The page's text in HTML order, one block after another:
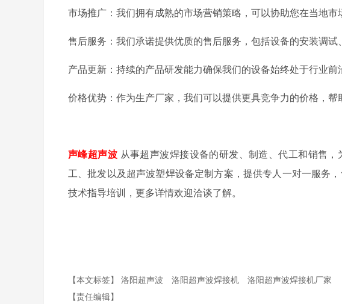
市场推广：我们拥有成熟的市场营销策略，可以协助您在当地市
售后服务：我们承诺提供优质的售后服务，包括设备的安装调试
产品更新：持续的产品研发能力确保我们的设备始终处于行业前
价格优势：作为生产厂家，我们可以提供更具竞争力的价格，帮
声峰超声波 从事超声波焊接设备的研发、制造、代工和销售
工、批发以及超声波塑焊设备定制方案，提供专人一对一服务
技术指导培训，更多详情欢迎洽谈了解。
【本文标签】 洛阳超声波 洛阳超声波焊接机
洛阳超声波焊接机厂家
【责任编辑】